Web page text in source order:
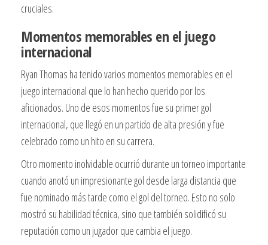
cruciales.
Momentos memorables en el juego
internacional
Ryan Thomas ha tenido varios momentos memorables en el
juego internacional que lo han hecho querido por los
aficionados. Uno de esos momentos fue su primer gol
internacional, que llegó en un partido de alta presión y fue
celebrado como un hito en su carrera.
Otro momento inolvidable ocurrió durante un torneo importante
cuando anotó un impresionante gol desde larga distancia que
fue nominado más tarde como el gol del torneo. Esto no solo
mostró su habilidad técnica, sino que también solidificó su
reputación como un jugador que cambia el juego.